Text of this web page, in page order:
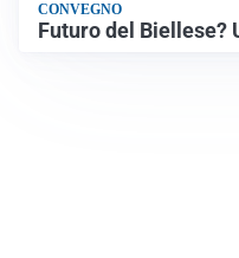
CONVEGNO
Futuro del Biellese?